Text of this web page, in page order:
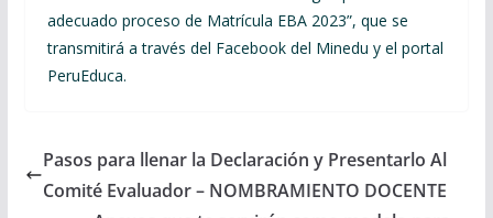
adecuado proceso de Matrícula EBA 2023”, que se
transmitirá a través del Facebook del Minedu y el portal
PeruEduca.
Pasos para llenar la Declaración y Presentarlo Al
Comité Evaluador – NOMBRAMIENTO DOCENTE